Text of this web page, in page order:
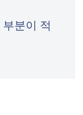
분이 적